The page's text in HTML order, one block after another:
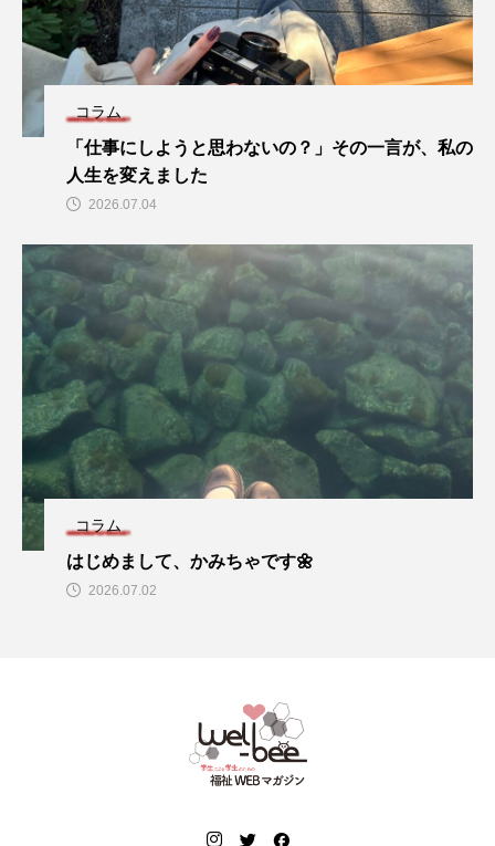
コラム
「仕事にしようと思わないの？」その一言が、私の
人生を変えました
2026.07.04
コラム
はじめまして、かみちゃです🌼
2026.07.02